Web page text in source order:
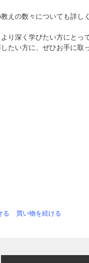
えの数々についても詳し
り深く学びたい方にとっ
たい方に、ぜひお手に取
る 買い物を続ける